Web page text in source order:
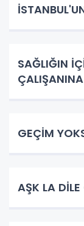
SAĞLIĞIN
GEÇİM
AŞK